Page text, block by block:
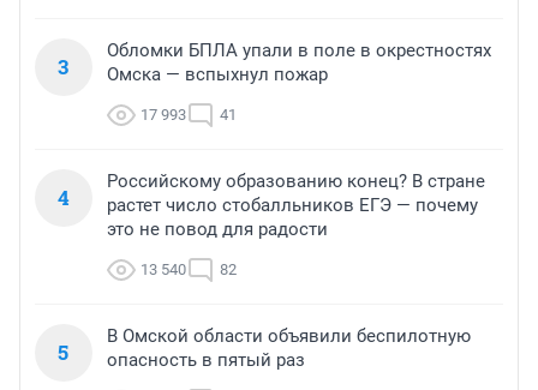
3
Обломки БПЛА упали в поле в окрестностях
Омска — вспыхнул пожар
17 993 41
4
Российскому образованию конец? В стране
растет число стобалльников ЕГЭ — почему
это не повод для радости
13 540 82
5
В Омской области объявили беспилотную
опасность в пятый раз